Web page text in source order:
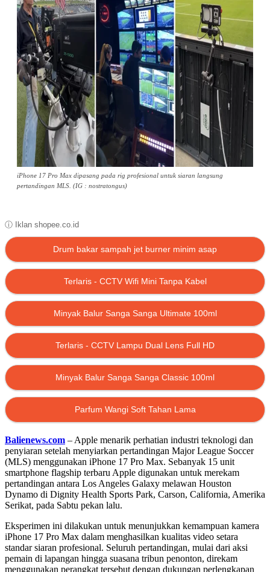
iPhone 17 Pro Max dipasang pada rig profesional untuk siaran langsung
pertandingan MLS. (IG : nostratongus)
ⓘ Iklan shopee.co.id
Drum bakar sampah jet burner minim asap
Terlaris - CCTV Wifi Mini Tanpa Kabel
Minyak Balur Sanga Sanga Ultimate 100ml
Terlaris - CCTV Lampu Dual Lens Full HD
Minyak Balur Sanga Sanga Classic 100ml
Parfum Wangi Soft Tahan Lama
Balienews.com – Apple menarik perhatian industri teknologi dan
penyiaran setelah menyiarkan pertandingan Major League Soccer
(MLS) menggunakan iPhone 17 Pro Max. Sebanyak 15 unit
smartphone flagship terbaru Apple digunakan untuk merekam
pertandingan antara Los Angeles Galaxy melawan Houston
Dynamo di Dignity Health Sports Park, Carson, California, Amerika
Serikat, pada Sabtu pekan lalu.
Eksperimen ini dilakukan untuk menunjukkan kemampuan kamera
iPhone 17 Pro Max dalam menghasilkan kualitas video setara
standar siaran profesional. Seluruh pertandingan, mulai dari aksi
pemain di lapangan hingga suasana tribun penonton, direkam
menggunakan perangkat tersebut dengan dukungan perlengkapan